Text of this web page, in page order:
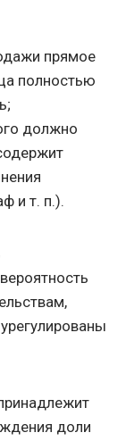
прямое
полностью
должно
и т. п.).
доли